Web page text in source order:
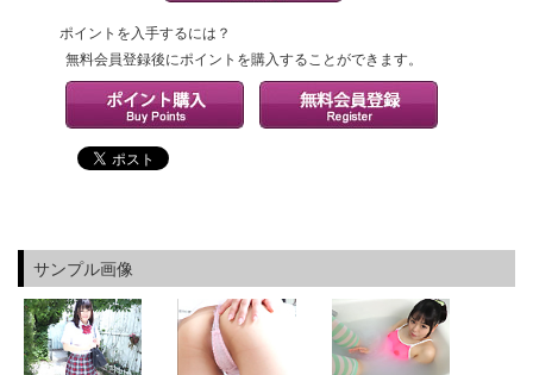
ポイントを入手するには？
無料会員登録後にポイントを購入することができます。
サンプル画像